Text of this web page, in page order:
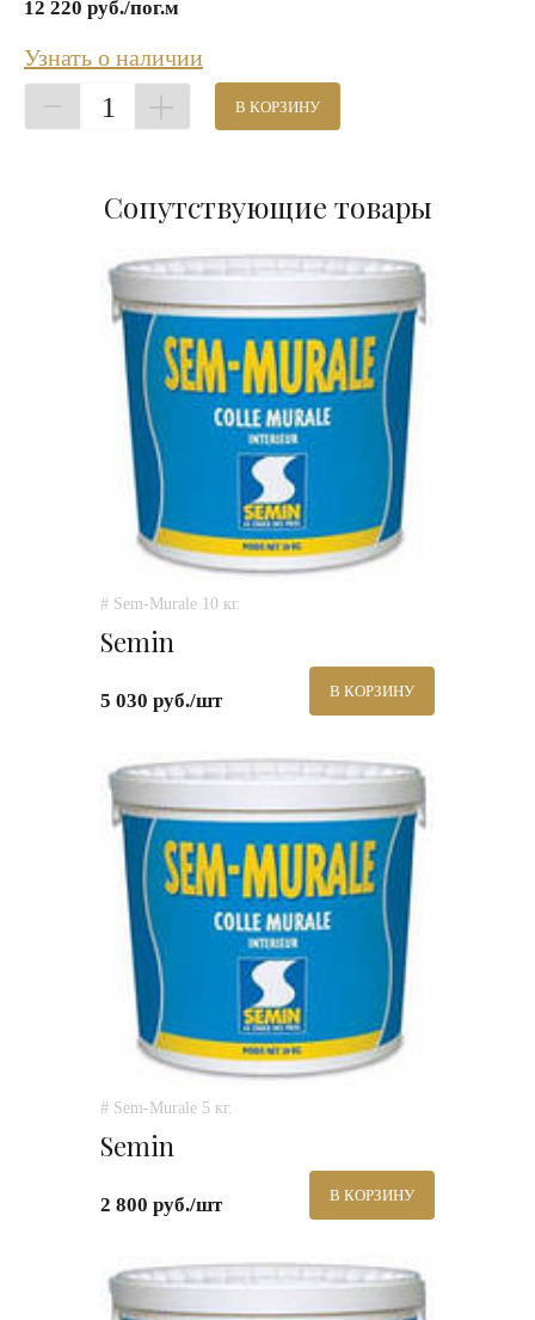
12 220 руб./пог.м
Узнать о наличии
1 В КОРЗИНУ
Сопутствующие товары
# Sem-Murale 10 кг.
Semin
5 030 руб./шт В КОРЗИНУ
# Sem-Murale 5 кг.
Semin
2 800 руб./шт В КОРЗИНУ